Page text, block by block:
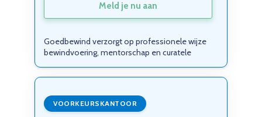
Meld je nu aan
Goedbewind verzorgt op professionele wijze
bewindvoering, mentorschap en curatele
VOORKEURSKANTOOR